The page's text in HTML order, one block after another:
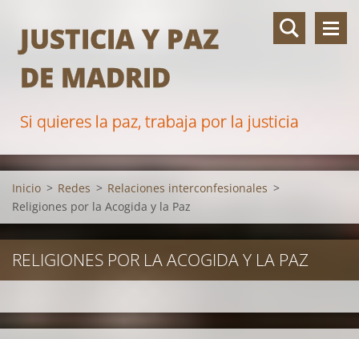
JUSTICIA Y PAZ
DE MADRID
Si quieres la paz, trabaja por la justicia
Inicio > Redes > Relaciones interconfesionales >
Religiones por la Acogida y la Paz
RELIGIONES POR LA ACOGIDA Y LA PAZ